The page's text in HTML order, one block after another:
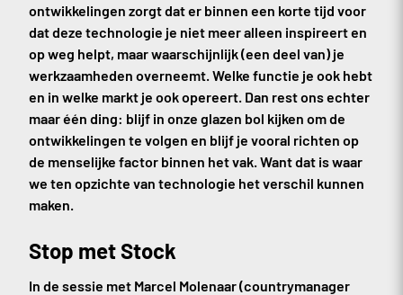
ontwikkelingen zorgt dat er binnen een korte tijd voor
dat deze technologie je niet meer alleen inspireert en
op weg helpt, maar waarschijnlijk (een deel van) je
werkzaamheden overneemt. Welke functie je ook hebt
en in welke markt je ook opereert. Dan rest ons echter
maar één ding: blijf in onze glazen bol kijken om de
ontwikkelingen te volgen en blijf je vooral richten op
de menselijke factor binnen het vak. Want dat is waar
we ten opzichte van technologie het verschil kunnen
maken.
Stop met Stock
In de sessie met Marcel Molenaar (countrymanager